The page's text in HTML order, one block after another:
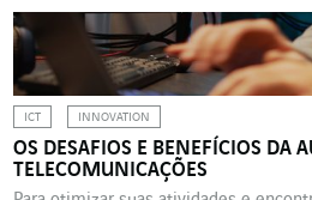
ICT INNOVATION
OS DESAFIOS E BENEFÍCIOS DA
TELECOMUNICAÇÕES